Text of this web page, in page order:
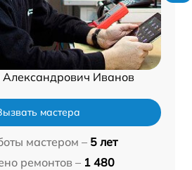
Александрович Иванов
мастера
мастером – 5 лет
ремонтов – 1 480